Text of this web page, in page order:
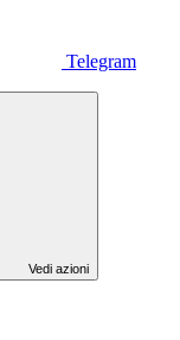
Telegram
Vedi azioni